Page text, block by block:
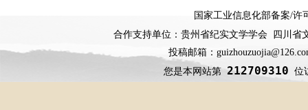
国家工业信息化部备案/许
合作支持单位：贵州省纪实文学学会 四川
投稿邮箱：
您是本网站第212709310